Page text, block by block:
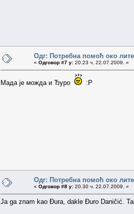
Одг: Потребна помоћ око
« Одговор #7 у: 20.23 ч. 22.07.2009. »
Мада је можда и Ђуро :P
Одг: Потребна помоћ око
« Одговор #8 у: 20.30 ч. 22.07.2009. »
Ja ga znam kao Đura, dakle Đuro Daničić.